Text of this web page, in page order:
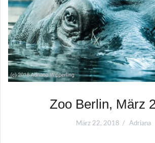
Zoo Berlin, März
März 22, 2018 Adriana